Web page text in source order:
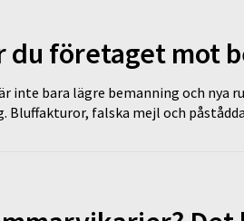
du företaget mot
inte bara lägre bemanning och nya
Bluffakturor, falska mejl och